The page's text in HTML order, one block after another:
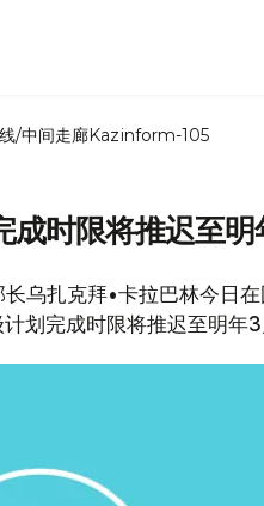
/中间走廊Kazinform-105
时限将推迟至明
乌扎克拜•卡拉巴林今日
划完成时限将推迟至明年3